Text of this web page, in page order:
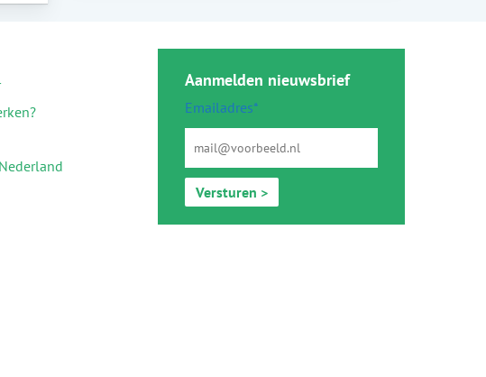
Aanmelden nieuwsbrief
Emailadres*
Versturen >